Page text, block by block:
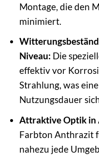
Montage, die den
minimiert.
Niveau: Die
effektiv vor
Strahlung, was
Nutzungsdauer
Attraktive Optik in
Farbton Anthrazit
nahezu jede